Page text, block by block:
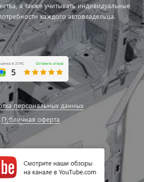
а также учитывать индивидуальные
каждого автовладельца.
персональных данных
Публичная оферта